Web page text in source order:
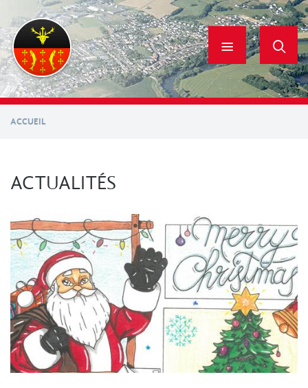
contenu
principal
ACCUEIL
ACTUALITÉS